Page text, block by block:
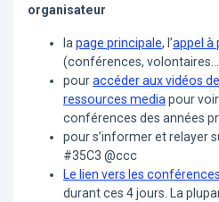
organisateur
lapage principale, l’appel à
(conférences,
pouraccéder aux vidéos
ressources mediapour
conférences des années
pour s’informer et relayer
#35C3 @ccc
Le lien vers les
durant ces 4 jours. La